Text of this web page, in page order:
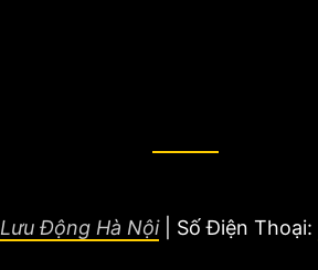
Động Hà Nội Số Điện Thoại: